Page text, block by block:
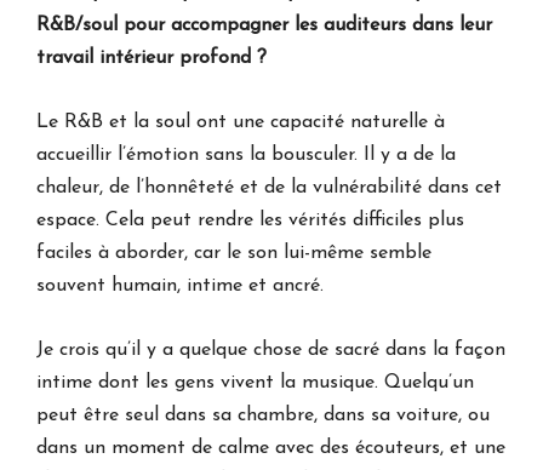
R&B/soul pour accompagner les auditeurs dans leur
travail intérieur profond ?
Le R&B et la soul ont une capacité naturelle à
accueillir l’émotion sans la bousculer. Il y a de la
chaleur, de l’honnêteté et de la vulnérabilité dans cet
espace. Cela peut rendre les vérités difficiles plus
faciles à aborder, car le son lui-même semble
souvent humain, intime et ancré.
Je crois qu’il y a quelque chose de sacré dans la façon
intime dont les gens vivent la musique. Quelqu’un
peut être seul dans sa chambre, dans sa voiture, ou
dans un moment de calme avec des écouteurs, et une